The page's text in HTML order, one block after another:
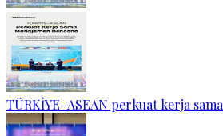
TÜRKİYE–ASEAN perkuat kerja